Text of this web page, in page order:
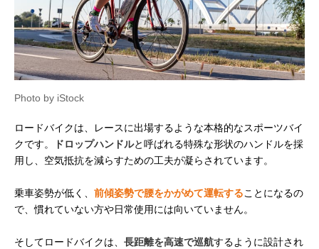
Photo by iStock
ロードバイクは、レースに出場するような本格的なスポーツバイ
クです。
ドロップハンドルと呼ばれる特殊な形状のハンドルを採
用し、空気抵抗を減らすための工夫が凝らされています。
乗車姿勢が低く、 前傾姿勢で腰をかがめて運転することになるの
で、慣れていない方や日常使用には向いていません。
そしてロードバイクは、 長距離を高速で巡航するように設計され